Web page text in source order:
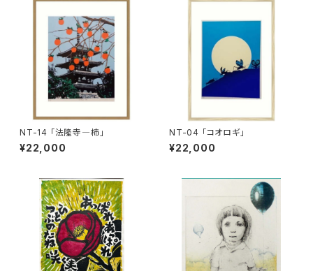
NT-14 「法隆寺―柿」
¥22,000
NT-04 「コオロギ」
¥22,000